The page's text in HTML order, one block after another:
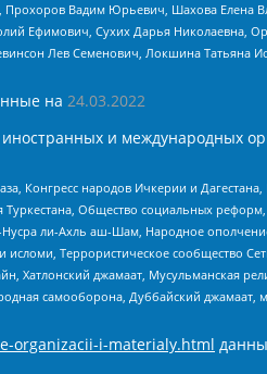
Вадим Юрьевич, Шахова Елена
Ефимович, Сухих Дарья Николаевна,
Лев Семенович, Локшина
на 24.03.2022
и международных
народов Ичкерии и
Общество социальных
Нусра ли-Ахль аш-Шам, Народное
Террористическое
Хатлонский джамаат, Мусульманская
самооборона, Дуббайский
organizacii-i-materialy.html